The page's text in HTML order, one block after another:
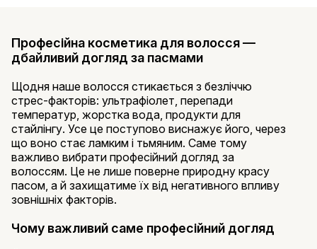
Професійна косметика для волосся —
дбайливий догляд за пасмами
Щодня наше волосся стикається з безліччю
стрес-факторів: ультрафіолет, перепади
температур, жорстка вода, продукти для
стайлінгу. Усе це поступово виснажує його, через
що воно стає ламким і тьмяним. Саме тому
важливо вибрати професійний догляд за
волоссям. Це не лише поверне природну красу
пасом, а й захищатиме їх від негативного впливу
зовнішніх факторів.
Чому важливий саме професійний догляд